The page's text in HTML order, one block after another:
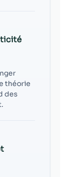
théorie
des